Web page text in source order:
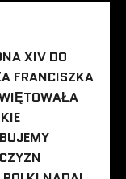
XIV DO
FRANCISZKA